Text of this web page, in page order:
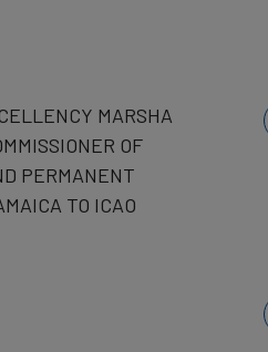
MARSHA
OF
PERMANENT
TO ICAO